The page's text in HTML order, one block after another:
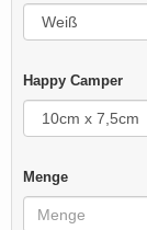
Happy Camper
Menge